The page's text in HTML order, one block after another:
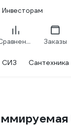
Инвесторам
Сравнение Заказы
СИЗ Сантехника